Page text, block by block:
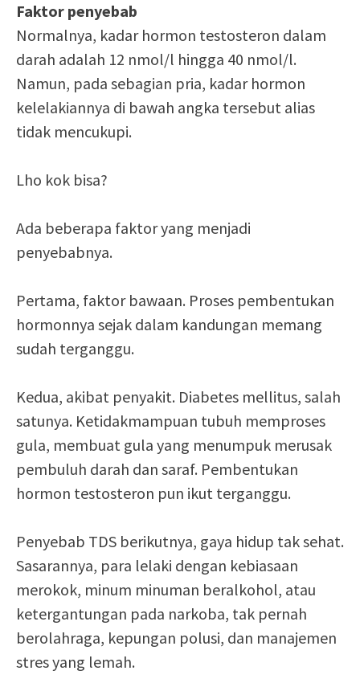
Faktor penyebab
Normalnya, kadar hormon testosteron dalam
darah adalah 12 nmol/l hingga 40 nmol/l.
Namun, pada sebagian pria, kadar hormon
kelelakiannya di bawah angka tersebut alias
tidak mencukupi.
Lho kok bisa?
Ada beberapa faktor yang menjadi
penyebabnya.
Pertama, faktor bawaan. Proses pembentukan
hormonnya sejak dalam kandungan memang
sudah terganggu.
Kedua, akibat penyakit. Diabetes mellitus, salah
satunya. Ketidakmampuan tubuh memproses
gula, membuat gula yang menumpuk merusak
pembuluh darah dan saraf. Pembentukan
hormon testosteron pun ikut terganggu.
Penyebab TDS berikutnya, gaya hidup tak sehat.
Sasarannya, para lelaki dengan kebiasaan
merokok, minum minuman beralkohol, atau
ketergantungan pada narkoba, tak pernah
berolahraga, kepungan polusi, dan manajemen
stres yang lemah.